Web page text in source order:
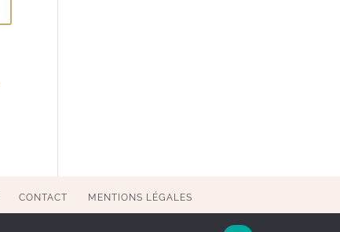
CONTACT MENTIONS LÉGALES